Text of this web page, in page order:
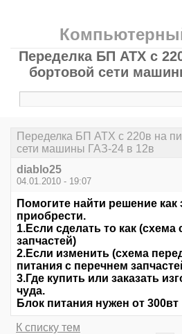
Переделка БП ATX с
бортовой сети
Переделка БП ATX с 220в на
сети машины ГАЗ-24 в 12в
diablo25
04.01.2010 - 19:07
Помогите найти решение как
приобрести.
1.Если сделать то как (схема
запчастей)
2.Если изменить (схема
питания с перечнем
3.Где купить или заказать
чуда.
Блок питания нужен от 300вт
К списку тем